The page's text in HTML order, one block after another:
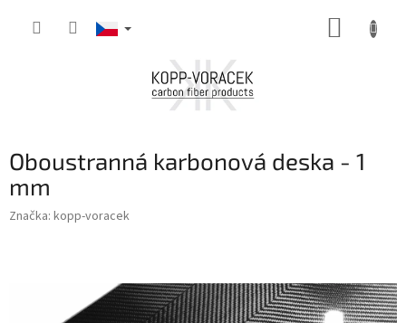
Oboustranná karbonová deska - 1
mm
Značka: kopp-voracek